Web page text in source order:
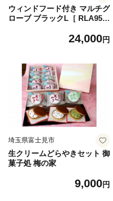
ウィンドフード付き マルチグ
ローブ ブラックL［ RLA950
24,000円
埼玉県富士見市
生クリームどらやきセット 御
菓子処 梅の家
9,000円